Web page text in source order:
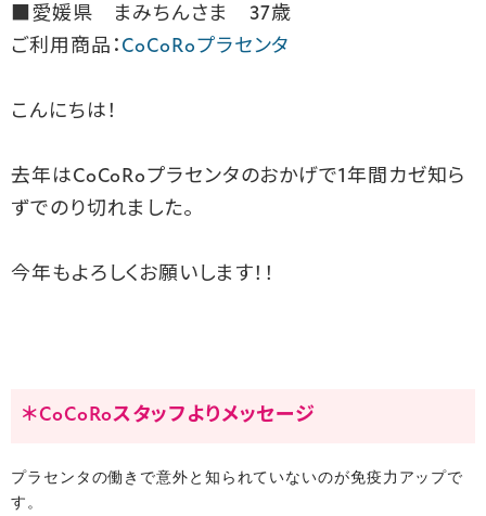
■愛媛県 まみちんさま 37歳
ご利用商品： CoCoRoプラセンタ
こんにちは！
去年はCoCoRoプラセンタのおかげで1年間カゼ知ら
ずでのり切れました。
今年もよろしくお願いします！！
＊CoCoRoスタッフよりメッセージ
プラセンタの働きで意外と知られていないのが免疫力アップで
す。